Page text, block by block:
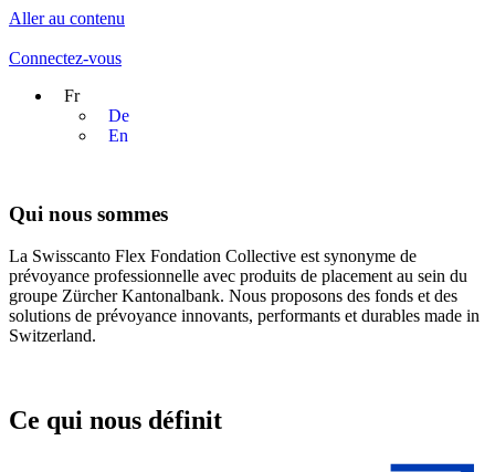
Aller au contenu
Connectez-vous
Fr
De
En
Qui nous sommes
La Swisscanto Flex Fondation Collective est synonyme de
prévoyance professionnelle avec produits de placement au sein du
groupe Zürcher Kantonalbank. Nous proposons des fonds et des
solutions de prévoyance innovants, performants et durables made in
Switzerland.
Ce qui nous définit